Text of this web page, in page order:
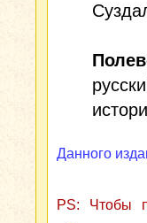
Данного
PS: Чтобы